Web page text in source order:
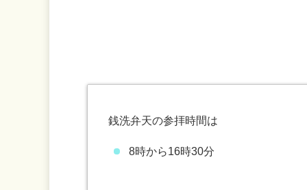
銭洗弁天の参拝時間は
8時から16時30分